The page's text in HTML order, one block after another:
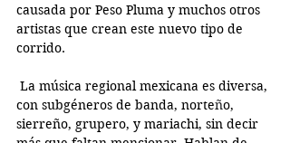
causada por Peso Pluma y muchos otros
artistas que crean este nuevo tipo de
corrido.
con subgéneros de banda, norteño,
sierreño, grupero, y mariachi, sin decir